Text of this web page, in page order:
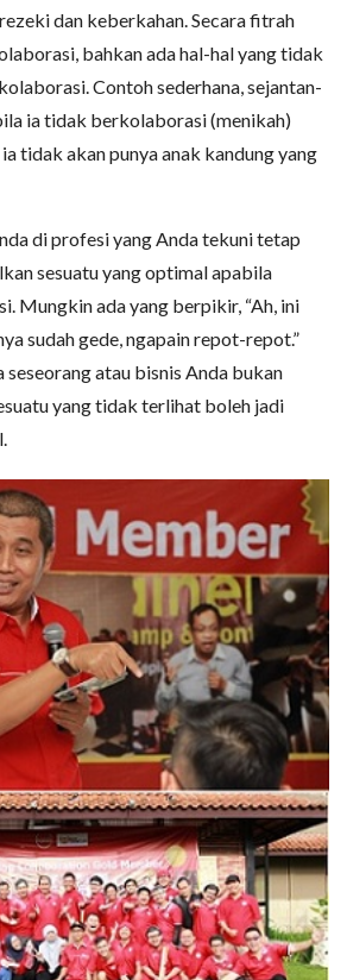
dan keberkahan. Secara fitrah
bahkan ada hal-hal yang tidak
Contoh sederhana, sejantan-
ia tidak berkolaborasi (menikah)
tidak akan punya anak kandung yang
di profesi yang Anda tekuni tetap
sesuatu yang optimal apabila
Mungkin ada yang berpikir, “Ah, ini
sudah gede, ngapain repot-repot.”
seseorang atau bisnis Anda bukan
yang tidak terlihat boleh jadi